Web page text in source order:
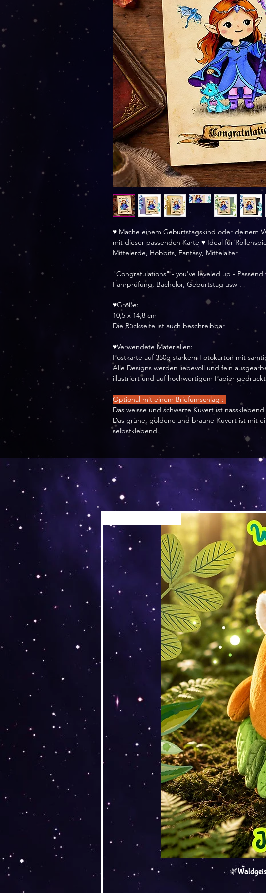
♥ Mache einem Geburtstagskind oder deinem
mit dieser passenden Karte ♥ Ideal für
Mittelerde, Hobbits, Fantasy, Mittelalter
"Congratulations" - you've leveled up - Passend
Fahrprüfung, Bachelor, Geburtstag usw .
♥Größe:
10,5 x 14,8 cm
Die Rückseite ist auch beschreibbar
♥Verwendete Materialien:
Postkarte auf 350g starkem Fotokarton mit
Alle Designs werden liebevoll und fein
illustriert und auf hochwertigem Papier
Optional mit einem Briefumschlag :
Das weisse und schwarze Kuvert ist
Das grüne, goldene und braune Kuvert ist mit
selbstklebend.